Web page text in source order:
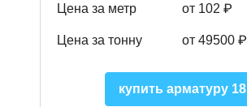
Цена за метр от 102 ₽
Цена за тонну от 49500 ₽
купить арматуру 18